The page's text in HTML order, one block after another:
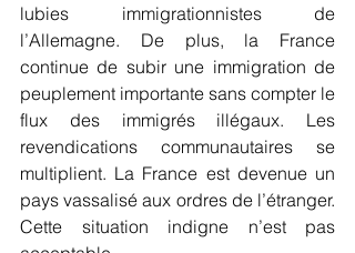
lubies immigrationnistes de
l’Allemagne. De plus, la France
continue de subir une immigration de
peuplement importante sans compter le
flux des immigrés illégaux. Les
revendications communautaires se
multiplient. La France est devenue un
pays vassalisé aux ordres de l’étranger.
Cette situation indigne n’est pas